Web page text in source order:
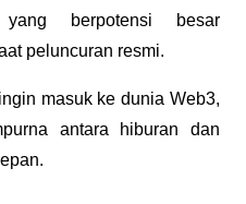
yang berpotensi besar
peluncuran resmi.
masuk ke dunia Web3,
antara hiburan dan